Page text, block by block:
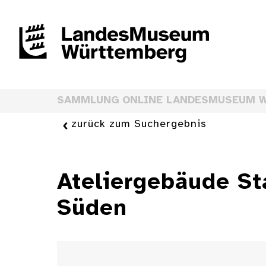
SAMMLUNG ONLINE LANDESMUSEUM
zurück zum Suchergebnis
Ateliergebäude
Süden